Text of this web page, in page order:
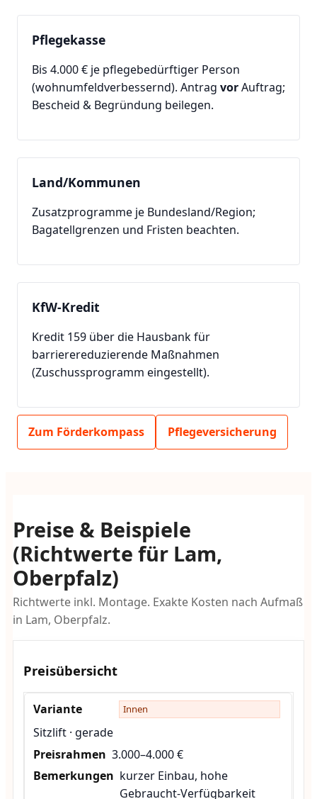
Pflegekasse
Bis 4.000 € je pflegebedürftiger Person
(wohnumfeldverbessernd). Antrag vorAuftrag;
Bescheid & Begründung beilegen.
Land/Kommunen
Zusatzprogramme je Bundesland/Region;
Bagatellgrenzen und Fristen beachten.
KfW-Kredit
Kredit 159 über die Hausbank für
barrierereduzierende Maßnahmen
(Zuschussprogramm eingestellt).
Zum Förderkompass Pflegeversicherung
Preise & Beispiele
(Richtwerte für Lam,
Oberpfalz)
Richtwerte inkl. Montage. Exakte Kosten nach Aufmaß
in Lam, Oberpfalz.
Preisübersicht
Innen
Sitzlift · gerade
3.000–4.000 €
kurzer Einbau, hohe
Gebraucht-Verfügbarkeit